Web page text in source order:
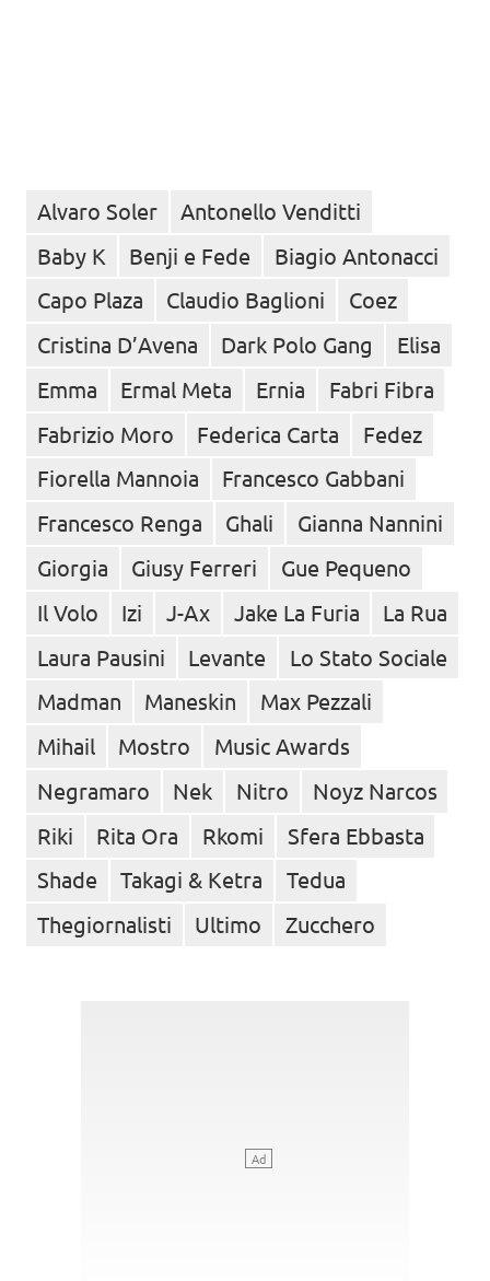
Alvaro Soler
Antonello Venditti
Baby K
Benji e Fede
Biagio Antonacci
Capo Plaza
Claudio Baglioni
Coez
Cristina D’Avena
Dark Polo Gang
Elisa
Emma
Ermal Meta Ernia
Fabri Fibra
Fabrizio Moro
Federica Carta
Fedez
Fiorella Mannoia
Francesco Gabbani
Francesco Renga
Ghali
Gianna Nannini
Giorgia
Giusy Ferreri
Gue Pequeno
Il Volo
Izi J-Ax Jake La Furia
La Rua
Laura Pausini
Levante
Lo Stato Sociale
Madman
Maneskin
Max Pezzali
Mihail
Mostro
Music Awards
Negramaro
Nek Nitro
Noyz Narcos
Riki
Rita Ora Rkomi
Sfera Ebbasta
Shade
Takagi & Ketra
Tedua
Thegiornalisti
Ultimo Zucchero